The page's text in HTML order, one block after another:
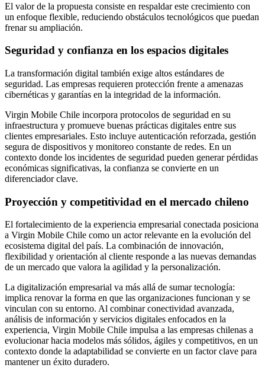
El valor de la propuesta consiste en respaldar este crecimiento con
un enfoque flexible, reduciendo obstáculos tecnológicos que puedan
frenar su ampliación.
Seguridad y confianza en los espacios digitales
La transformación digital también exige altos estándares de
seguridad. Las empresas requieren protección frente a amenazas
cibernéticas y garantías en la integridad de la información.
Virgin Mobile Chile incorpora protocolos de seguridad en su
infraestructura y promueve buenas prácticas digitales entre sus
clientes empresariales. Esto incluye autenticación reforzada, gestión
segura de dispositivos y monitoreo constante de redes. En un
contexto donde los incidentes de seguridad pueden generar pérdidas
económicas significativas, la confianza se convierte en un
diferenciador clave.
Proyección y competitividad en el mercado chileno
El fortalecimiento de la experiencia empresarial conectada posiciona
a Virgin Mobile Chile como un actor relevante en la evolución del
ecosistema digital del país. La combinación de innovación,
flexibilidad y orientación al cliente responde a las nuevas demandas
de un mercado que valora la agilidad y la personalización.
La digitalización empresarial va más allá de sumar tecnología:
implica renovar la forma en que las organizaciones funcionan y se
vinculan con su entorno. Al combinar conectividad avanzada,
análisis de información y servicios digitales enfocados en la
experiencia, Virgin Mobile Chile impulsa a las empresas chilenas a
evolucionar hacia modelos más sólidos, ágiles y competitivos, en un
contexto donde la adaptabilidad se convierte en un factor clave para
mantener un éxito duradero.